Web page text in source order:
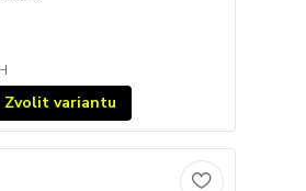
Zvolit variantu